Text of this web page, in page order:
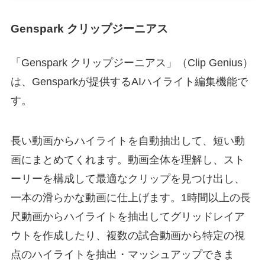
Genspark クリップジーニアス
「Genspark クリップジーニアス」（Clip Genius）
は、Gensparkが提供するAIハイライト編集機能で
す。
長い動画からハイライトを自動抽出して、短い動
画にまとめてくれます。動画全体を理解し、スト
ーリーを構成して最適なクリップを見つけ出し、
一本の滑らかな動画に仕上げます。1時間以上の長
尺動画からハイライトを抽出してグリッドレイア
ウトを作成したり、複数の試合動画から特定の視
点のハイライトを抽出・マッシュアップできま